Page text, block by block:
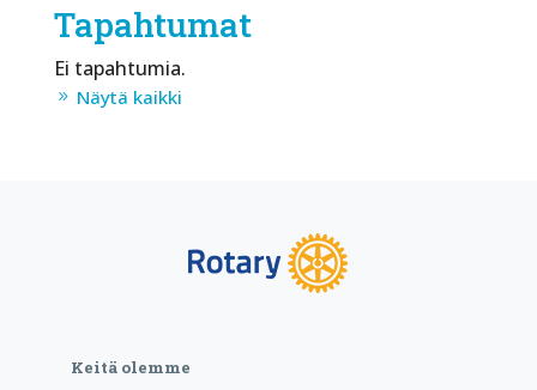
Tapahtumat
Ei tapahtumia.
Näytä kaikki
Keitä olemme